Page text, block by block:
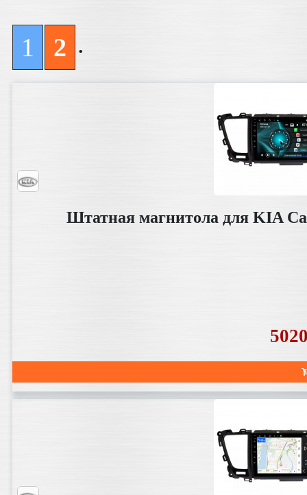
1 2 .
Штатная магнитола для KIA